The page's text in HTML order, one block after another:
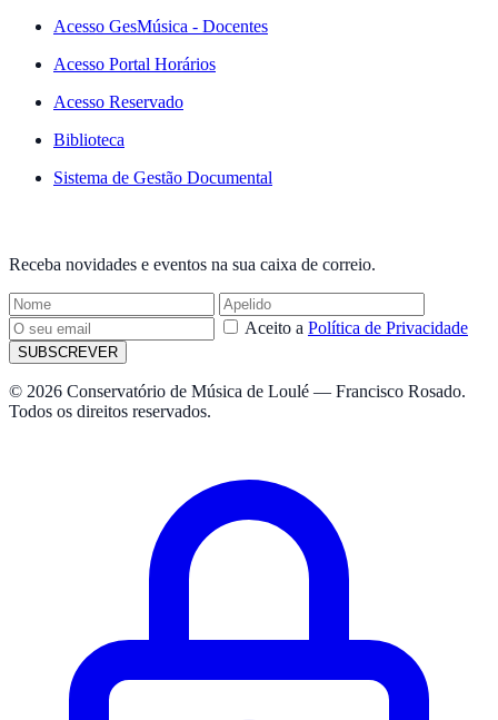
Acesso GesMúsica - Docentes
Acesso Portal Horários
Acesso Reservado
Biblioteca
Sistema de Gestão Documental
Receba novidades e eventos na sua caixa de correio.
Aceito a Política de Privacidade
SUBSCREVER
© 2026 Conservatório de Música de Loulé — Francisco Rosado.
Todos os direitos reservados.